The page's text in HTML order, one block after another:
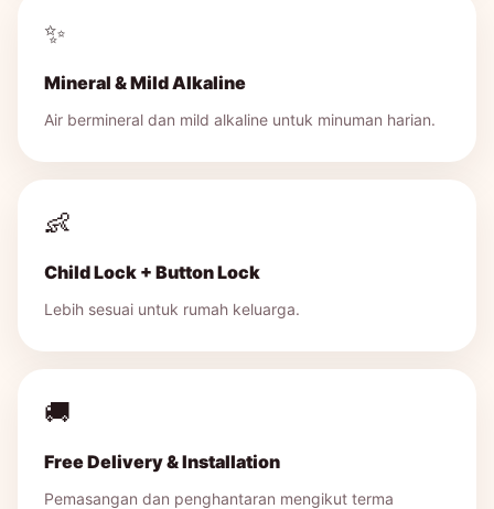
✨
Mineral & Mild Alkaline
Air bermineral dan mild alkaline untuk minuman harian.
👶
Child Lock + Button Lock
Lebih sesuai untuk rumah keluarga.
🚚
Free Delivery & Installation
Pemasangan dan penghantaran mengikut terma